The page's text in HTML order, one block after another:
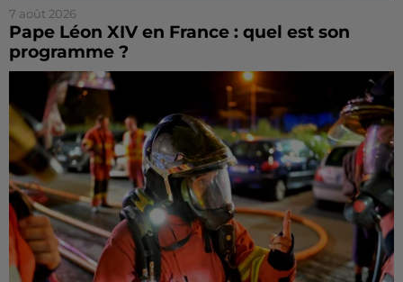
7 août 2026
Pape Léon XIV en France : quel est son
programme ?